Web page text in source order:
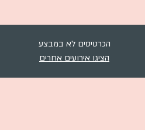
הכרטיסים לא במבצע
הציגו אירועים אחרים